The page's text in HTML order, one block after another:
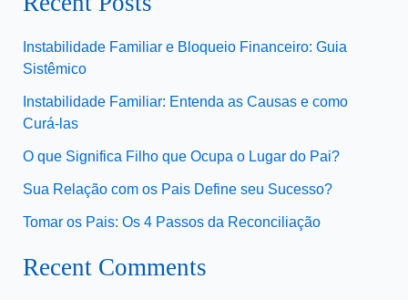
Instabilidade Familiar e Bloqueio Financeiro: Guia
Sistêmico
Instabilidade Familiar: Entenda as Causas e como
Curá-las
O que Significa Filho que Ocupa o Lugar do Pai?
Sua Relação com os Pais Define seu Sucesso?
Tomar os Pais: Os 4 Passos da Reconciliação
Recent Comments